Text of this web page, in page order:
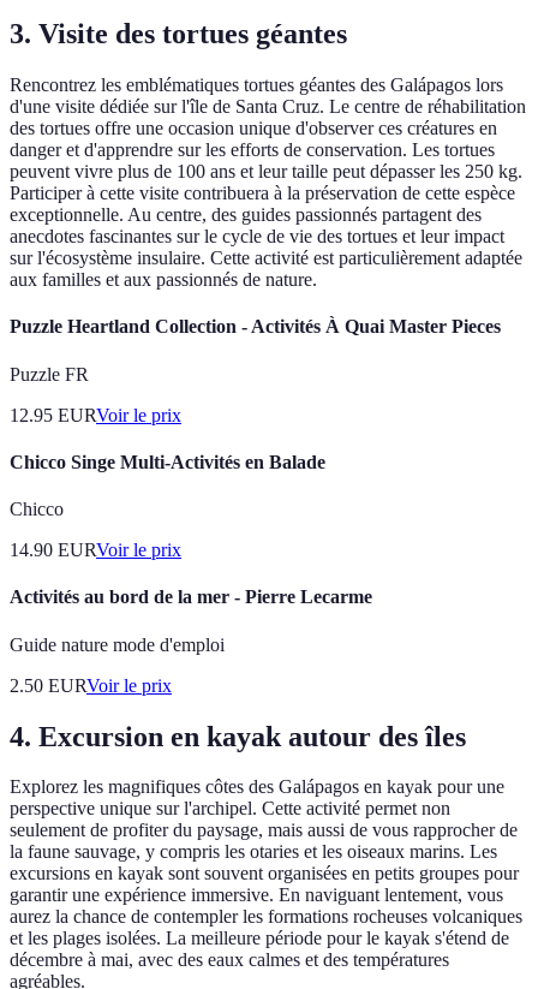
3. Visite des tortues géantes
Rencontrez les emblématiques tortues géantes des Galápagos lors
d'une visite dédiée sur l'île de Santa Cruz. Le centre de réhabilitation
des tortues offre une occasion unique d'observer ces créatures en
danger et d'apprendre sur les efforts de conservation. Les tortues
peuvent vivre plus de 100 ans et leur taille peut dépasser les 250 kg.
Participer à cette visite contribuera à la préservation de cette espèce
exceptionnelle. Au centre, des guides passionnés partagent des
anecdotes fascinantes sur le cycle de vie des tortues et leur impact
sur l'écosystème insulaire. Cette activité est particulièrement adaptée
aux familles et aux passionnés de nature.
Puzzle Heartland Collection - Activités À Quai Master Pieces
Puzzle FR
12.95 EURVoir le prix
Chicco Singe Multi-Activités en Balade
Chicco
14.90 EURVoir le prix
Activités au bord de la mer - Pierre Lecarme
Guide nature mode d'emploi
2.50 EURVoir le prix
4. Excursion en kayak autour des îles
Explorez les magnifiques côtes des Galápagos en kayak pour une
perspective unique sur l'archipel. Cette activité permet non
seulement de profiter du paysage, mais aussi de vous rapprocher de
la faune sauvage, y compris les otaries et les oiseaux marins. Les
excursions en kayak sont souvent organisées en petits groupes pour
garantir une expérience immersive. En naviguant lentement, vous
aurez la chance de contempler les formations rocheuses volcaniques
et les plages isolées. La meilleure période pour le kayak s'étend de
décembre à mai, avec des eaux calmes et des températures
agréables.